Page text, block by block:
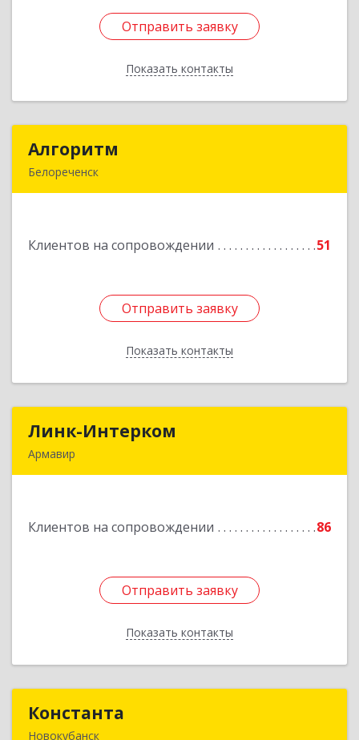
Отправить заявку
Показать контакты
Отправить заявку
Назад
Алгоритм
Белореченск
Клиентов на сопровождении 51
Отправить заявку
Показать контакты
Подробнее
Отправить заявку
Назад
Линк-Интерком
Армавир
Клиентов на сопровождении 86
Отправить заявку
Показать контакты
Отправить заявку
Назад
Константа
Новокубанск